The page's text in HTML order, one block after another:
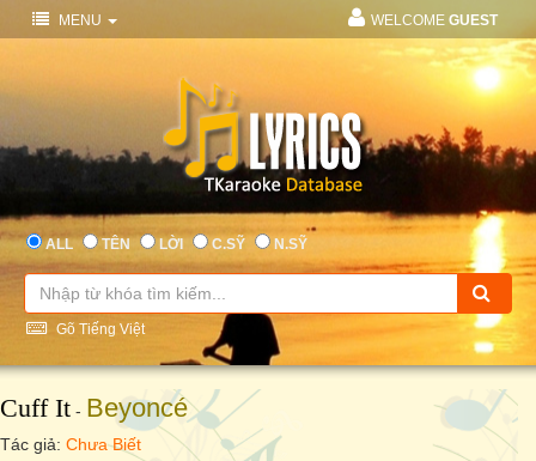
MENU WELCOME GUEST
ALL TÊN LỜI C.SỸ N.SỸ
Gõ Tiếng Việt
Cuff It - Beyoncé
Tác giả: Chưa Biết